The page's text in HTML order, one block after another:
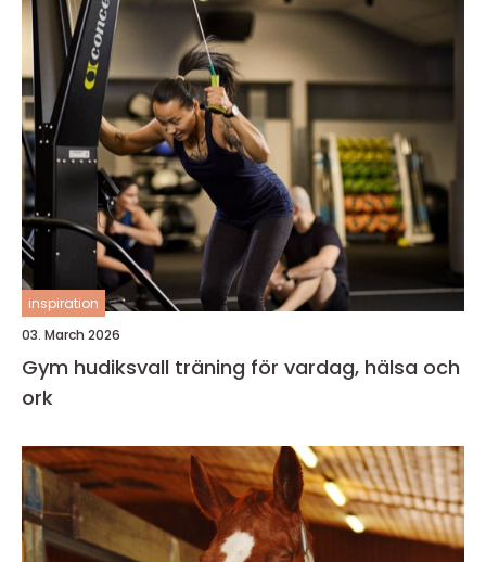
inspiration
03. March 2026
Gym hudiksvall träning för vardag, hälsa och
ork